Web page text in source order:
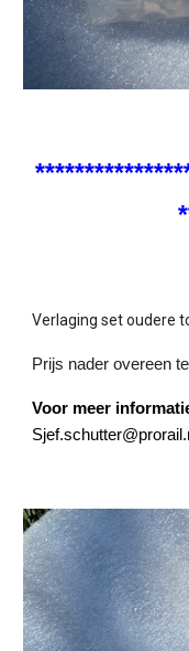
Verlaging set oudere
Prijs nader overeen
Voor meer